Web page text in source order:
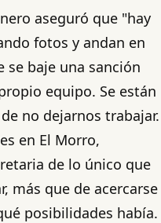
aseguró que "hay
fotos y andan en
se baje una sanción
equipo. Se están
no dejarnos trabajar.
en El Morro,
de lo único que
más que de acercarse
posibilidades había.